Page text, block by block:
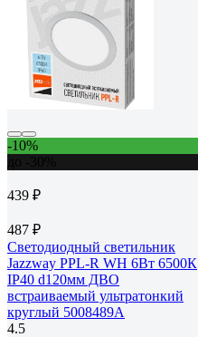
-10%
439 ₽
487 ₽
Светодиодный светильник
Jazzway PPL-R WH 6Вт 6500К
IP40 d120мм ДВО
встраиваемый ультратонкий
круглый 5008489A
4.5